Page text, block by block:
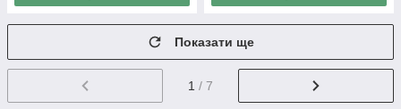
Показати ще
1 / 7